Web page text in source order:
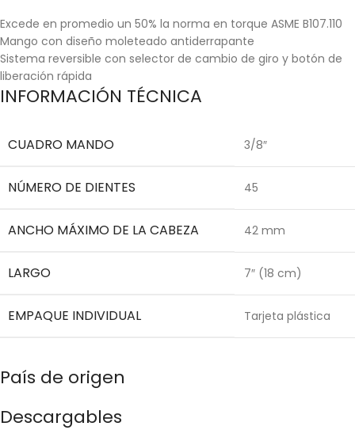
Excede en promedio un 50% la norma en torque ASME B107.110
Mango con diseño moleteado antiderrapante
Sistema reversible con selector de cambio de giro y botón de
liberación rápida
INFORMACIÓN TÉCNICA
CUADRO MANDO 3/8″
NÚMERO DE DIENTES 45
ANCHO MÁXIMO DE LA CABEZA 42 mm
LARGO 7″ (18 cm)
EMPAQUE INDIVIDUAL Tarjeta plástica
País de origen
Descargables